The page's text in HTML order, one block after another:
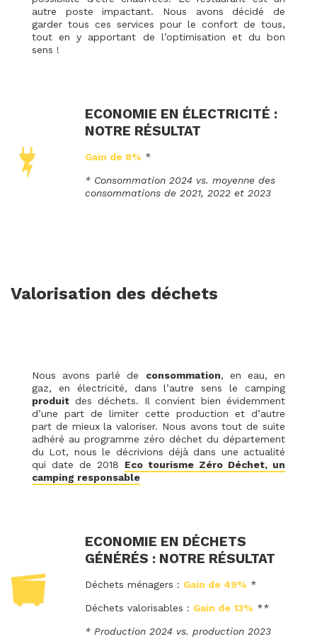
autre poste impactant. Nous avons décidé de
garder tous ces services pour le confort de tous,
tout en y apportant de l’optimisation et du bon
sens !
ECONOMIE EN ÉLECTRICITÉ :
NOTRE RÉSULTAT
Gain de 8% *
* Consommation 2024 vs. moyenne des
consommations de 2021, 2022 et 2023
Valorisation des déchets
Nous avons parlé de consommation, en eau, en
gaz, en électricité, dans l’autre sens le camping
produit des déchets. Il convient bien évidemment
d’une part de limiter cette production et d’autre
part de mieux la valoriser. Nous avons tout de suite
adhéré au programme zéro déchet du département
du Lot, nous le décrivions déjà dans une actualité
qui date de 2018 Eco tourisme Zéro Déchet, un
camping responsable
ECONOMIE EN DÉCHETS
GÉNÉRÉS : NOTRE RÉSULTAT
Déchets ménagers : Gain de 49% *
Déchets valorisables : Gain de 13% **
* Production 2024 vs. production 2023